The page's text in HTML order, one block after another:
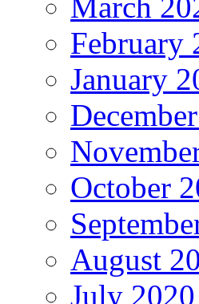
February
January
October
August
July 2020